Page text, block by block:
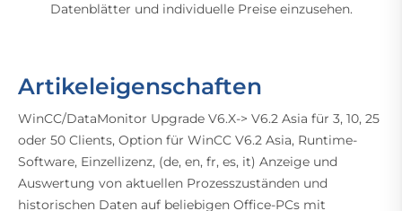
Datenblätter und individuelle Preise einzusehen.
Artikeleigenschaften
WinCC/DataMonitor Upgrade V6.X-> V6.2 Asia für 3, 10, 25
oder 50 Clients, Option für WinCC V6.2 Asia, Runtime-
Software, Einzellizenz, (de, en, fr, es, it) Anzeige und
Auswertung von aktuellen Prozesszuständen und
historischen Daten auf beliebigen Office-PCs mit